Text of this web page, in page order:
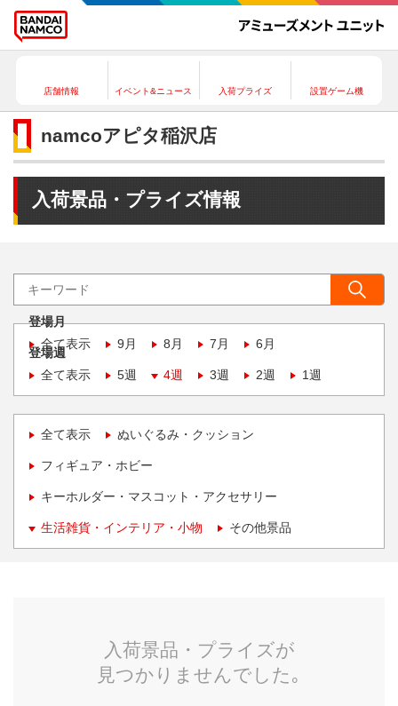
店舗情報 イベント&ニュース 入荷プライズ 設置ゲーム機
namcoアピタ稲沢店
入荷景品・プライズ情報
登場月
全て表示
9月 8月 7月 6月
登場週
全て表示
5週 4週 3週 2週 1週
全て表示 ぬいぐるみ・クッション
フィギュア・ホビー
キーホルダー・マスコット・アクセサリー
生活雑貨・インテリア・小物 その他景品